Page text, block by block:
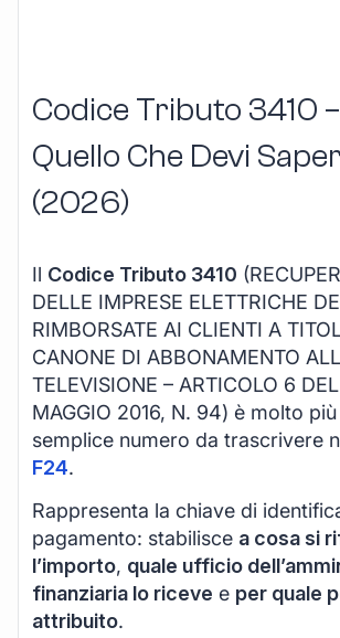
Codice Tributo 3410
Quello Che Devi
(2026)
Il Codice Tributo 3410
DELLE IMPRESE ELETTRICHE
RIMBORSATE AI CLIENTI A
CANONE DI ABBONAMENTO
TELEVISIONE – ARTICOLO 6
MAGGIO 2016, N. 94) è molto
semplice numero da trascrivere
F24.
Rappresenta la chiave di
pagamento: stabilisce a cosa si
l’importo, quale ufficio
finanziaria lo riceve e per quale
attribuito.